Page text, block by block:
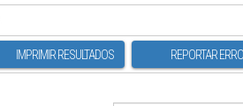
IMPRIMIR RESULTADOS REPORTAR ERRO